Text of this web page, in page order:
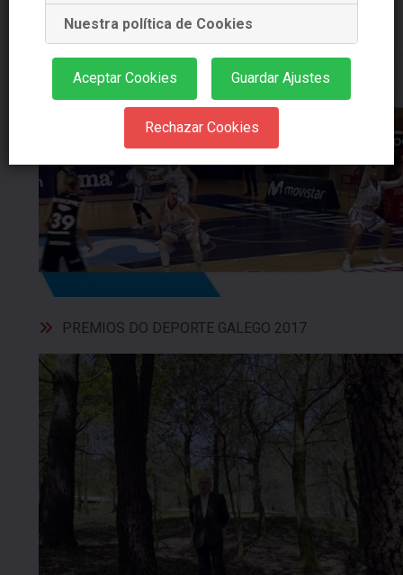
VÍDEO PRESENTACIÓN DO IV CONGRESO
APLU
PREMIOS DO DEPORTE GALEGO 2017
Nuestra política de Cookies
Aceptar Cookies Guardar Ajustes
Rechazar Cookies